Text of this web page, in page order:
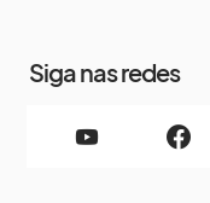
Siga nas redes